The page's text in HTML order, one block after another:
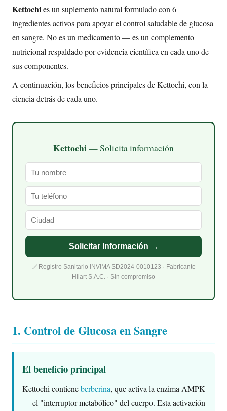
Kettochies un suplemento natural formulado con 6
ingredientes activos para apoyar el control saludable de glucosa
en sangre. No es un medicamento — es un complemento
nutricional respaldado por evidencia científica en cada uno de
sus componentes.
A continuación, los beneficios principales de Kettochi, con la
ciencia detrás de cada uno.
Kettochi— Solicita información
Solicitar Información →
✅ Registro Sanitario INVIMA SD2024-0010123 · Fabricante
Hilart S.A.C. · Sin compromiso
1. Control de Glucosa en Sangre
El beneficio principal
Kettochi contieneberberina, que activa la enzima AMPK
— el "interruptor metabólico" del cuerpo. Esta activación